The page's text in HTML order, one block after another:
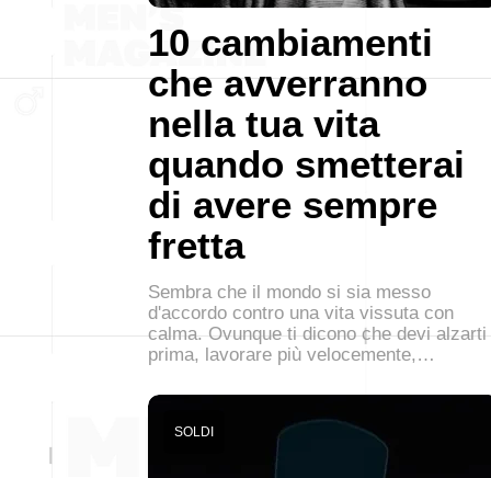
10 cambiamenti
che avverranno
nella tua vita
quando smetterai
di avere sempre
fretta
Sembra che il mondo si sia messo
d'accordo contro una vita vissuta con
calma. Ovunque ti dicono che devi alzarti
prima, lavorare più velocemente,…
SOLDI